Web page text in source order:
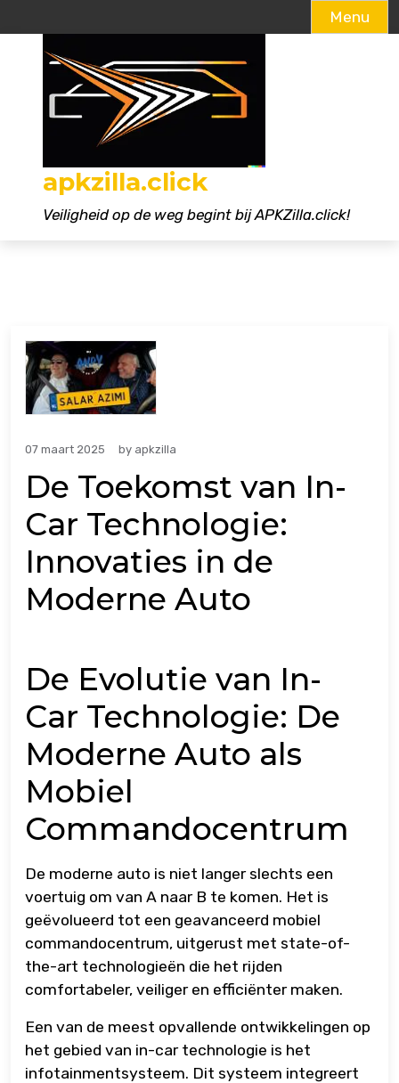
Menu
apkzilla.click
Veiligheid op de weg begint bij APKZilla.click!
07 maart 2025 by apkzilla
De Toekomst van In-
Car Technologie:
Innovaties in de
Moderne Auto
De Evolutie van In-
Car Technologie: De
Moderne Auto als
Mobiel
Commandocentrum
De moderne auto is niet langer slechts een
voertuig om van A naar B te komen. Het is
geëvolueerd tot een geavanceerd mobiel
commandocentrum, uitgerust met state-of-
the-art technologieën die het rijden
comfortabeler, veiliger en efficiënter maken.
Een van de meest opvallende ontwikkelingen op
het gebied van in-car technologie is het
infotainmentsysteem. Dit systeem integreert